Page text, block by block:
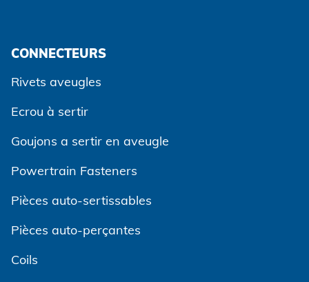
CONNECTEURS
Rivets aveugles
Ecrou à sertir
Goujons a sertir en aveugle
Powertrain Fasteners
Pièces auto-sertissables
Pièces auto-perçantes
Coils